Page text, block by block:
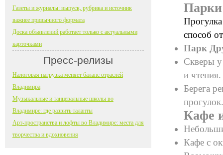
способ
Парк
Скверы
и чтения.
Берега
прогулок.
Кафе
Кафе с
Газеты и журналы: выпуск, рубрика и источник
важнее привычного формата
Доска объявлений работает только с актуальными
карточками
Пресс-релизы
Налоговая нагрузка меняет баланс отраслей
Владимира
Музыкальные и танцевальные школы во
Владимире: где развить таланты
Арт-пространства и лофты во Владимире: места для
творчества и вдохновения